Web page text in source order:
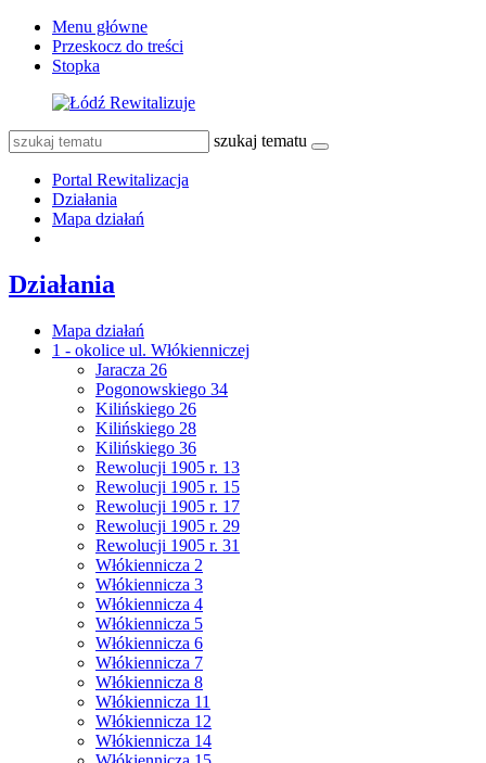
Menu główne
Przeskocz do treści
Stopka
szukaj tematu
Portal Rewitalizacja
Działania
Mapa działań
Działania
Mapa działań
1 - okolice ul. Włókienniczej
Jaracza 26
Pogonowskiego 34
Kilińskiego 26
Kilińskiego 28
Kilińskiego 36
Rewolucji 1905 r. 13
Rewolucji 1905 r. 15
Rewolucji 1905 r. 17
Rewolucji 1905 r. 29
Rewolucji 1905 r. 31
Włókiennicza 2
Włókiennicza 3
Włókiennicza 4
Włókiennicza 5
Włókiennicza 6
Włókiennicza 7
Włókiennicza 8
Włókiennicza 11
Włókiennicza 12
Włókiennicza 14